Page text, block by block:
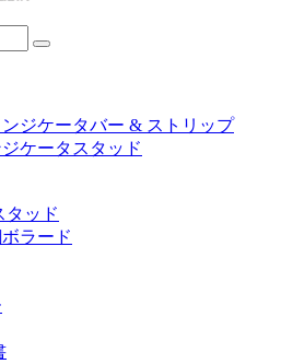
ジケータバー & ストリップ
ケータスタッド
タッド
ラード